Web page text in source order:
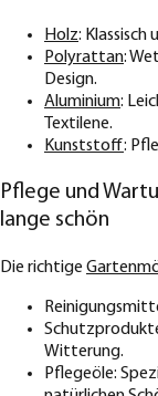
Holz:
Polyrattan:
Design.
Aluminium:
Textilene.
Kunststoff:
Pflege und
lange schön
Die richtige
Witterung.
Pflegeöle: